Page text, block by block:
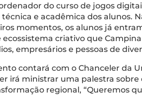
do curso de jogos
e acadêmica dos alunos.
momentos, os alunos já
ecossistema criativo que
empresários e pessoas de
contará com o Chanceler da
irá ministrar uma palestra
regional, “Queremos